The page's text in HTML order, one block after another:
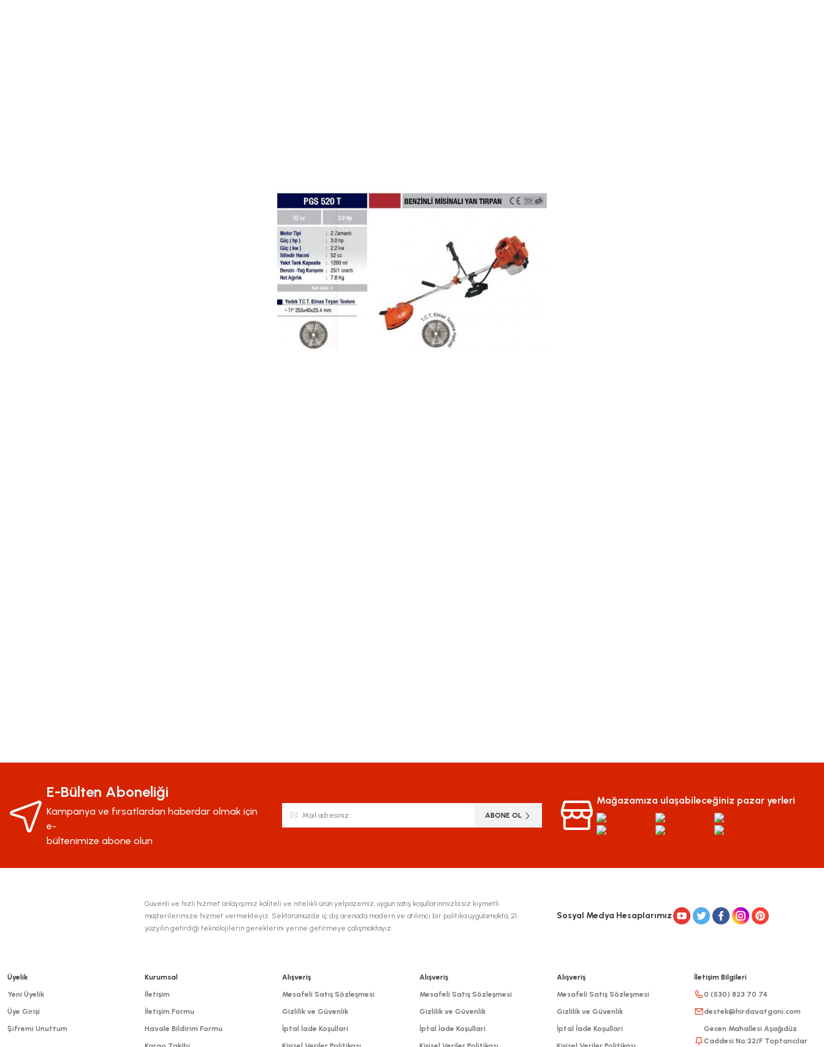
Bu ürüne ilk yorumu siz yapın!
Ürün resmi kalitesiz, bozuk veya görüntülenemiyor.
Ürün açıklamasında eksik bilgiler bulunuyor.
Ürün bilgilerinde hatalar bulunuyor.
Ürün fiyatı diğer sitelerden daha pahalı.
E-Bülten Aboneliği
Kampanya ve fırsatlardan haberdar olmak için
e-
bültenimize abone olun
ABONE OL
Mağazamıza ulaşabileceğiniz pazar yerleri
Güvenli ve hızlı hizmet anlayışımız kaliteli ve nitelikli ürün yelpazemiz, uygun satış koşullarınmızla siz kıymetli
müşterilerimize hizmet vermekteyiz. Sektörümüzde iç dış arenada modern ve atılımcı bir politika uygulamakta, 21.
yüzyılın getirdiği teknolojilerin gereklerini yerine getirmeye çalışmaktayız.
Sosyal Medya Hesaplarımız
Üyelik
Yeni Üyelik
Üye Girişi
Şifremi Unuttum
Kurumsal
İletişim
İletişim Formu
Havale Bildirim Formu
Alışveriş
Mesafeli Satış Sözleşmesi
Gizlilik ve Güvenlik
İptal İade Koşullari
Alışveriş
Mesafeli Satış Sözleşmesi
Gizlilik ve Güvenlik
İptal İade Koşullari
Alışveriş
Mesafeli Satış Sözleşmesi
Gizlilik ve Güvenlik
İptal İade Koşullari
İletişim Bilgileri
0 (530) 823 70 74
destek@hirdavatgani.com
Gecen Mahallesi Aşağıdüz
Caddesi No:22/F Toptancılar